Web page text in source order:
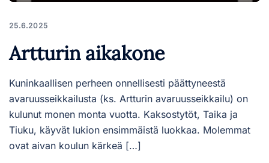
25.6.2025
Artturin aikakone
Kuninkaallisen perheen onnellisesti päättyneestä
avaruusseikkailusta (ks. Artturin avaruusseikkailu) on
kulunut monen monta vuotta. Kaksostytöt, Taika ja
Tiuku, käyvät lukion ensimmäistä luokkaa. Molemmat
ovat aivan koulun kärkeä […]